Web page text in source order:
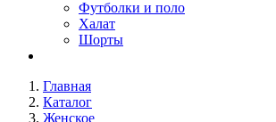
Футболки и поло
Халат
Шорты
Главная
Каталог
Женское